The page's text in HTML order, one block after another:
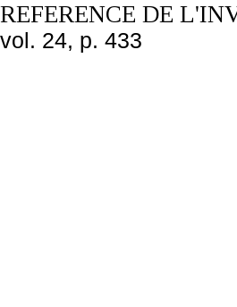
REFERENCE DE
vol. 24, p. 433